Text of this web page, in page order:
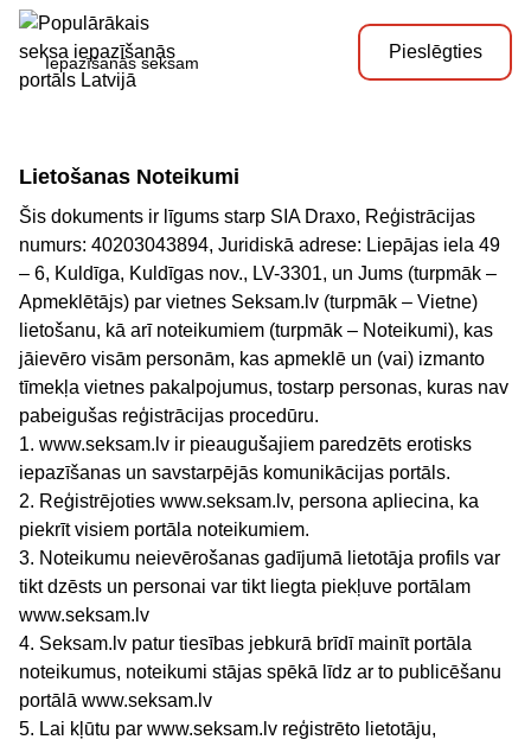
Iepazīšanās seksam
Pieslēgties
Lietošanas Noteikumi
Šis dokuments ir līgums starp SIA Draxo, Reģistrācijas
numurs: 40203043894, Juridiskā adrese: Liepājas iela 49
– 6, Kuldīga, Kuldīgas nov., LV-3301, un Jums (turpmāk –
Apmeklētājs) par vietnes Seksam.lv (turpmāk – Vietne)
lietošanu, kā arī noteikumiem (turpmāk – Noteikumi), kas
jāievēro visām personām, kas apmeklē un (vai) izmanto
tīmekļa vietnes pakalpojumus, tostarp personas, kuras nav
pabeigušas reģistrācijas procedūru.
1. www.seksam.lv ir pieaugušajiem paredzēts erotisks
iepazīšanas un savstarpējās komunikācijas portāls.
2. Reģistrējoties www.seksam.lv, persona apliecina, ka
piekrīt visiem portāla noteikumiem.
3. Noteikumu neievērošanas gadījumā lietotāja profils var
tikt dzēsts un personai var tikt liegta piekļuve portālam
www.seksam.lv
4. Seksam.lv patur tiesības jebkurā brīdī mainīt portāla
noteikumus, noteikumi stājas spēkā līdz ar to publicēšanu
portālā www.seksam.lv
5. Lai kļūtu par www.seksam.lv reģistrēto lietotāju,